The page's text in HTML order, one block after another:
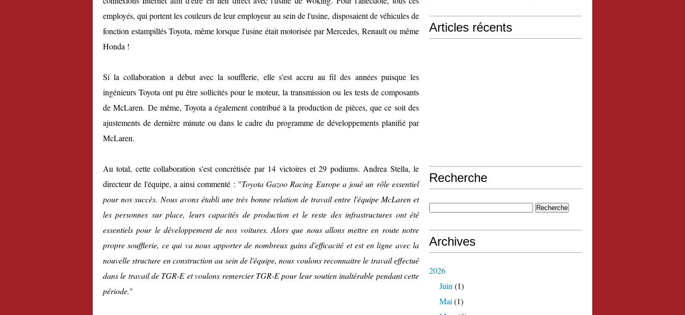
employés, qui portent les couleurs de leur employeur au sein de l'usine, disposaient de véhicules de
fonction estampillés Toyota, même lorsque l'usine était motorisée par Mercedes, Renault ou même
Honda !
Si la collaboration a début avec la soufflerie, elle s'est accru au fil des années puisque les
ingénieurs Toyota ont pu être sollicités pour le moteur, la transmission ou les tests de composants
de McLaren. De même, Toyota a également contribué à la production de pièces, que ce soit des
ajustements de dernière minute ou dans le cadre du programme de développements planifié par
McLaren.
Au total, cette collaboration s'est concrétisée par 14 victoires et 29 podiums. Andrea Stella, le
directeur de l'équipe, a ainsi commenté : "Toyota Gazoo Racing Europe a joué un rôle essentiel
pour nos succès. Nous avons établi une très bonne relation de travail entre l'équipe McLaren et
les personnes sur place, leurs capacités de production et le reste des infrastructures ont été
essentiels pour le développement de nos voitures. Alors que nous allons mettre en route notre
propre soufflerie, ce qui va nous apporter de nombreux gains d'efficacité et est en ligne avec la
nouvelle structure en construction au sein de l'équipe, nous voulons reconnaitre le travail effectué
dans le travail de TGR-E et voulons remercier TGR-E pour leur soutien inaltérable pendant cette
période."
Articles récents
Recherche
Archives
2026
Juin (1)
Mai (1)